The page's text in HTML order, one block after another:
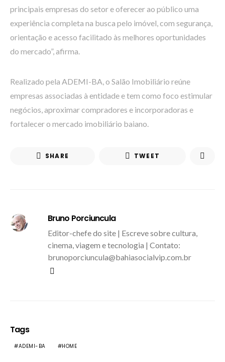
principais empresas do setor e oferecer ao público uma
experiência completa na busca pelo imóvel, com segurança,
orientação e acesso facilitado às melhores oportunidades
do mercado”, afirma.
Realizado pela ADEMI-BA, o Salão Imobiliário reúne
empresas associadas à entidade e tem como foco estimular
negócios, aproximar compradores e incorporadoras e
fortalecer o mercado imobiliário baiano.
SHARE TWEET
Bruno Porciuncula
Editor-chefe do site | Escreve sobre cultura,
cinema, viagem e tecnologia | Contato:
brunoporciuncula@bahiasocialvip.com.br
Tags
ADEMI-BA HOME